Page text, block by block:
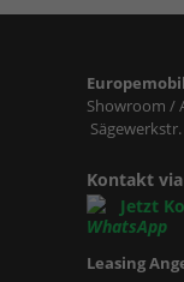
Showroom /
Kontakt
Jetzt
Leasing